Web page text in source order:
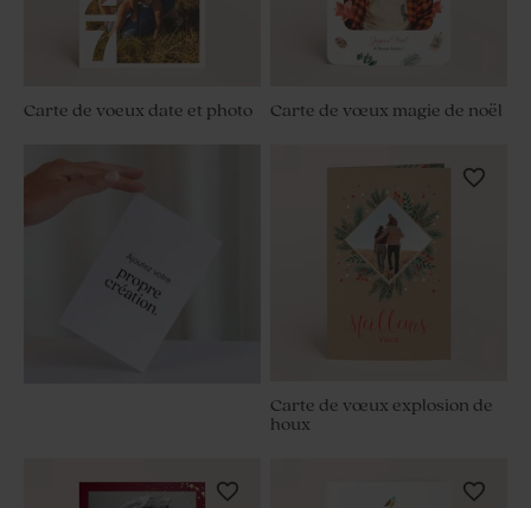
Carte de voeux date et photo Carte de vœux magie de noël
Carte de vœux explosion de
houx